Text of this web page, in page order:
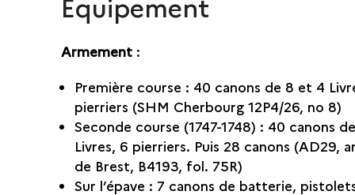
Armement :
Première course : 40 canons de 8 et 4
pierriers (SHM Cherbourg 12P4/26, no 8)
Seconde course (1747-1748) : 40 canons
Livres, 6 pierriers. Puis 28 canons (AD29,
de Brest, B4193, fol. 75R)
Sur l’épave : 7 canons de batterie,